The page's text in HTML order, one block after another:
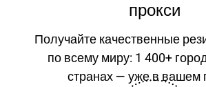
прокси
Получайте качественные
по всему миру: 1 400+
странах — уже в вашем